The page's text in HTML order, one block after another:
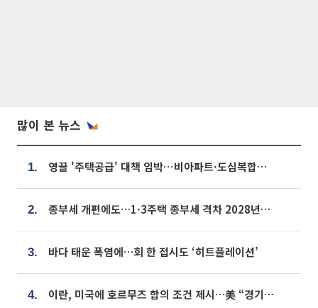
많이 본 뉴스
1. 영끌 '주택공급' 대책 임박⋯비아파트·도심복합까지 총동원
2. 종부세 개편에도…1·3주택 종부세 격차 2028년부터 확대
3. 바다 태운 폭염에…회 한 접시도 ‘히트플레이션’
4. 이란, 미국에 호르무즈 합의 조건 제시…美 “경기 아직 안 끝나” [종합]